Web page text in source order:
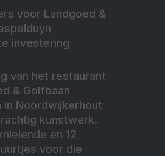
voor Landgoed &
investering
van het restaurant
& Golfbaan
in Noordwijkerhout
kunstwerk.
en 12
voor die